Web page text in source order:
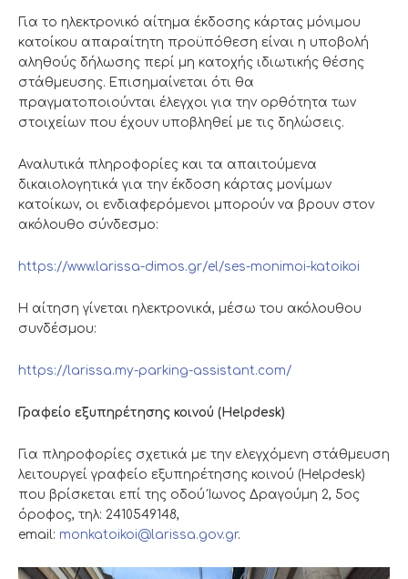
Για το ηλεκτρονικό αίτημα έκδοσης κάρτας μόνιμου
κατοίκου απαραίτητη προϋπόθεση είναι η υποβολή
αληθούς δήλωσης περί μη κατοχής ιδιωτικής θέσης
στάθμευσης. Επισημαίνεται ότι θα
πραγματοποιούνται έλεγχοι για την ορθότητα των
στοιχείων που έχουν υποβληθεί με τις δηλώσεις.
Αναλυτικά πληροφορίες και τα απαιτούμενα
δικαιολογητικά για την έκδοση κάρτας μονίμων
κατοίκων, οι ενδιαφερόμενοι μπορούν να βρουν στον
ακόλουθο σύνδεσμο:
https://www.larissa-dimos.gr/el/ses-monimoi-katoikoi
Η αίτηση γίνεται ηλεκτρονικά, μέσω του ακόλουθου
συνδέσμου:
https://larissa.my-parking-assistant.com/
Γραφείο εξυπηρέτησης κοινού (Helpdesk)
Για πληροφορίες σχετικά με την ελεγχόμενη στάθμευση
λειτουργεί γραφείο εξυπηρέτησης κοινού (Helpdesk)
που βρίσκεται επί της οδού Ίωνος Δραγούμη 2, 5ος
όροφος, τηλ: 2410549148,
email: monkatoikoi@larissa.gov.gr.